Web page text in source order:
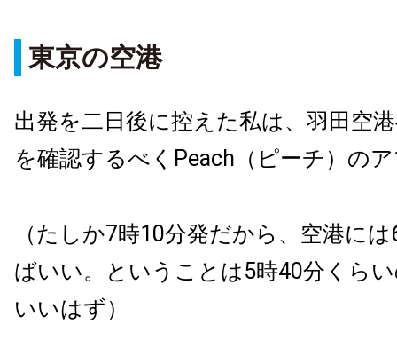
東京の空港
出発を二日後に控えた私は、羽田空
を確認するべくPeach（ピーチ）の
（たしか7時10分発だから、空港に
ばいい。ということは5時40分くら
いいはず）